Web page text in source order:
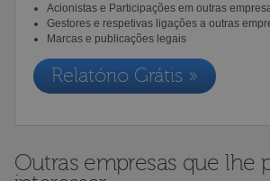
Acionistas e Participações em outras
Gestores e respetivas ligações a outras
Marcas e publicações legais
Relatório Grátis »
Outras empresas que lhe